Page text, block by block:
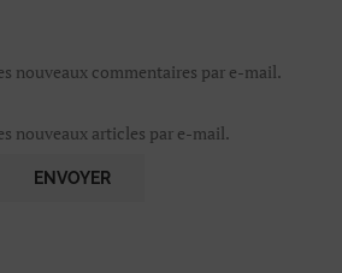
nouveaux commentaires par e-mail.
nouveaux articles par e-mail.